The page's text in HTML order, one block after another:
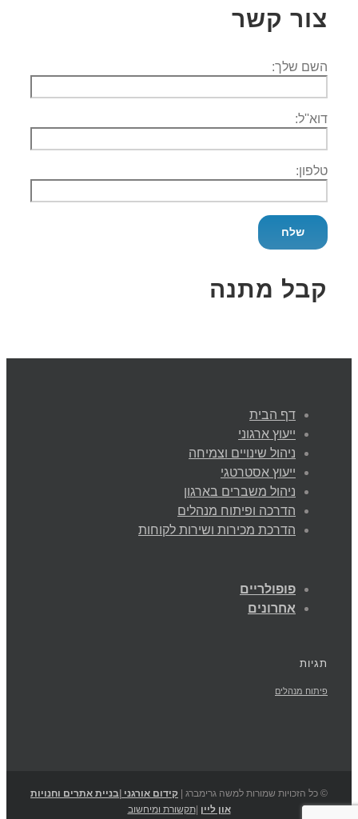
צור קשר
השם שלך:
דוא''ל:
טלפון:
קבל מתנה
דף הבית
ייעוץ ארגוני
ניהול שינויים וצמיחה
ייעוץ אסטרטגי
ניהול משברים בארגון
הדרכה ופיתוח מנהלים
הדרכת מכירות ושירות לקוחות
פופולריים
אחרונים
תגיות
פיתוח מנהלים
© כל הזכויות שמורות למשה גרימברג | קידום אורגני |בניית אתרים וחנויות
און ליין |תקשורת ומיחשוב